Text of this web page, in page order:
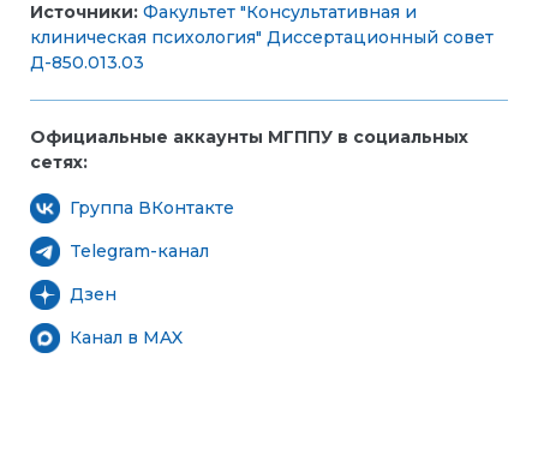
Источники: Факультет "Консультативная и
клиническая психология" Диссертационный совет
Д-850.013.03
Официальные аккаунты МГППУ в социальных
сетях:
Группа ВКонтакте
Telegram-канал
Дзен
Канал в MAX